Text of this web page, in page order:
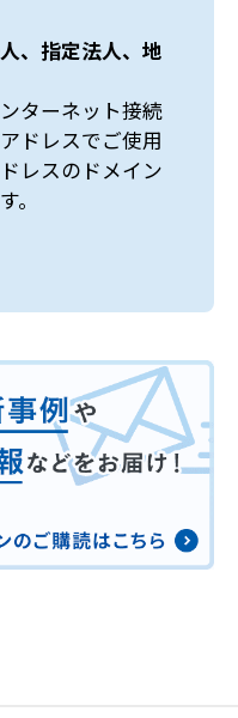
、指定法人、地
ターネット接続
ドレスでご使用
レスのドメイン
。